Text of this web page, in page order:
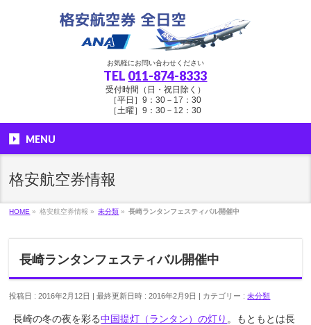
お気軽にお問い合わせください
TEL 011-874-8333
受付時間（日・祝日除く）
［平日］9：30－17：30
［土曜］9：30－12：30
MENU
格安航空券情報
HOME » 格安航空券情報 » 未分類 » 長崎ランタンフェスティバル開催中
長崎ランタンフェスティバル開催中
投稿日 : 2016年2月12日 最終更新日時 : 2016年2月9日 カテゴリー :未分類
長崎の冬の夜を彩る中国提灯（ランタン）の灯り 。もともとは長